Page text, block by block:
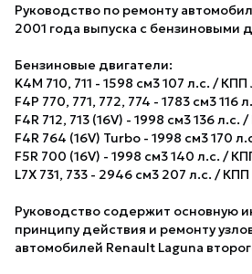
Руководство по ремонту
2001 года выпуска с бензиновыми
Бензиновые двигатели:
K4M 710, 711 - 1598 см3 107 л.с. / КПП
F4P 770, 771, 772, 774 - 1783 см3 116
F4R 712, 713 (16V) - 1998 см3 136 л.с.
F4R 764 (16V) Turbo - 1998 см3 170
F5R 700 (16V) - 1998 см3 140 л.с. /
L7X 731, 733 - 2946 см3 207 л.с. / КПП
Руководство содержит основную
принципу действия и ремонту
автомобилей Renault Laguna